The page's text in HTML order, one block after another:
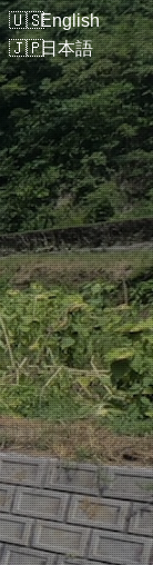
English
日本語